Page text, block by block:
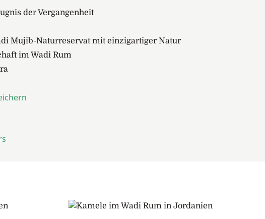
der Vergangenheit
Mujib-Naturreservat mit einzigartiger Natur
im Wadi Rum